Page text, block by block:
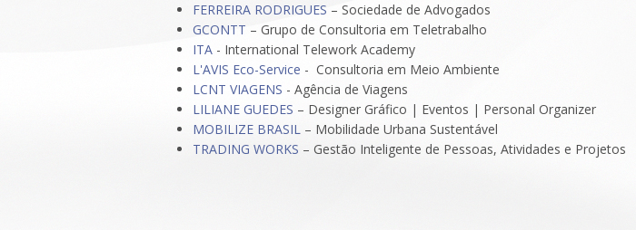
FERREIRA RODRIGUES – Sociedade de Advogados
GCONTT – Grupo de Consultoria em Teletrabalho
ITA - International Telework Academy
L'AVIS Eco-Service - Consultoria em Meio Ambiente
LCNT VIAGENS - Agência de Viagens
LILIANE GUEDES – Designer Gráfico | Eventos | Personal Organizer
MOBILIZE BRASIL – Mobilidade Urbana Sustentável
TRADING WORKS – Gestão Inteligente de Pessoas, Atividades e Projetos